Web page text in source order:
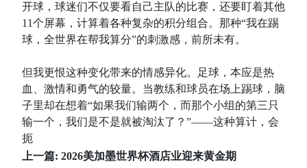
开球，球迷们不仅要看自己主队的比赛，还要盯着其他
11个屏幕，计算着各种复杂的积分组合。那种“我在踢
球，全世界在帮我算分”的刺激感，前所未有。
但我更恨这种变化带来的情感异化。足球，本应是热
血、激情和勇气的较量。当教练和球员在场上踢球，脑
子里却在想着“如果我们输两个，而那个小组的第三只
输一个，我们是不是就被淘汰了？”——这种算计，会
扼
上一篇: 2026美加墨世界杯酒店业迎来黄金期